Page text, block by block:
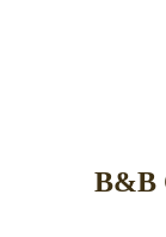
B&B